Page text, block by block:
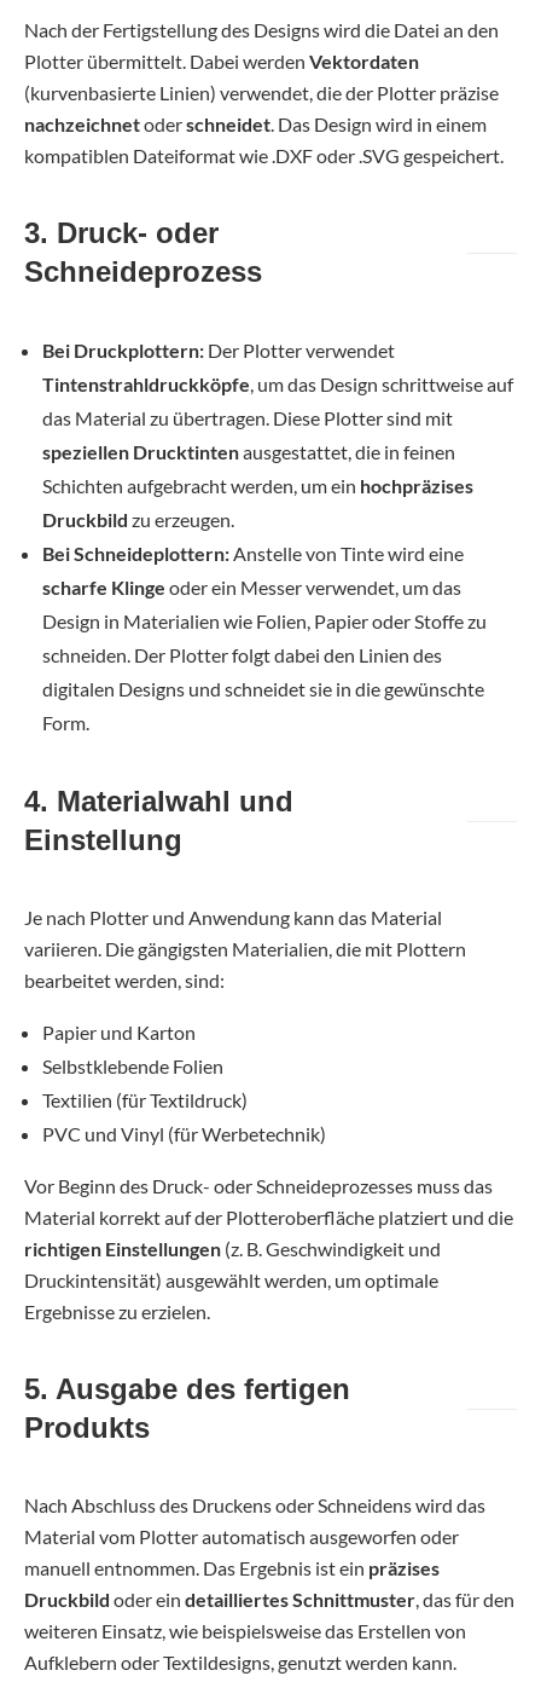
Nach der Fertigstellung des Designs wird die Datei an den
Plotter übermittelt. Dabei werden Vektordaten
(kurvenbasierte Linien) verwendet, die der Plotter präzise
nachzeichnetoderschneidet . Das Design wird in einem
kompatiblen Dateiformat wie .DXF oder .SVG gespeichert.
3. Druck- oder
Schneideprozess
Bei Druckplottern: Der Plotter verwendet
Tintenstrahldruckköpfe , um das Design schrittweise auf
das Material zu übertragen. Diese Plotter sind mit
speziellen Drucktintenausgestattet, die in feinen
Schichten aufgebracht werden, um ein hochpräzises
Druckbild zu erzeugen.
Bei Schneideplottern: Anstelle von Tinte wird eine
scharfe Klinge oder ein Messer verwendet, um das
Design in Materialien wie Folien, Papier oder Stoffe zu
schneiden. Der Plotter folgt dabei den Linien des
digitalen Designs und schneidet sie in die gewünschte
Form.
4. Materialwahl und
Einstellung
Je nach Plotter und Anwendung kann das Material
variieren. Die gängigsten Materialien, die mit Plottern
bearbeitet werden, sind:
Papier und Karton
Selbstklebende Folien
Textilien (für Textildruck)
PVC und Vinyl (für Werbetechnik)
Vor Beginn des Druck- oder Schneideprozesses muss das
Material korrekt auf der Plotteroberfläche platziert und die
richtigen Einstellungen (z. B. Geschwindigkeit und
Druckintensität) ausgewählt werden, um optimale
Ergebnisse zu erzielen.
5. Ausgabe des fertigen
Produkts
Nach Abschluss des Druckens oder Schneidens wird das
Material vom Plotter automatisch ausgeworfen oder
manuell entnommen. Das Ergebnis ist ein präzises
Druckbild oder ein detailliertes Schnittmuster , das für den
weiteren Einsatz, wie beispielsweise das Erstellen von
Aufklebern oder Textildesigns, genutzt werden kann.